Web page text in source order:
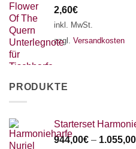
2,60€
inkl. MwSt.
zzgl. Versandkosten
PRODUKTE
Starterset
944,00€ – 1.055,00